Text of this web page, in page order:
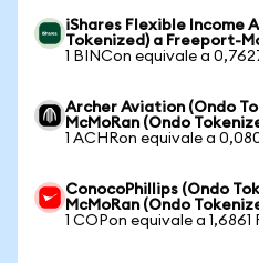
iShares Flexible Income
Tokenized) a Freeport-
1 BINCon equivale a
Archer Aviation (Ondo
McMoRan (Ondo
1 ACHRon equivale a
ConocoPhillips (Ondo
McMoRan (Ondo
1 COPon equivale a 1,6861